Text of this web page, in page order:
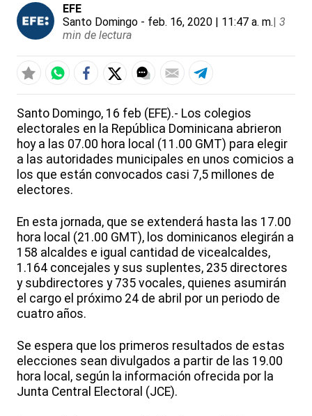
EFE
Santo Domingo - feb. 16, 2020 | 11:47 a. m.| 3
min de lectura
Santo Domingo, 16 feb (EFE).- Los colegios
electorales en la República Dominicana abrieron
hoy a las 07.00 hora local (11.00 GMT) para elegir
a las autoridades municipales en unos comicios a
los que están convocados casi 7,5 millones de
electores.
En esta jornada, que se extenderá hasta las 17.00
hora local (21.00 GMT), los dominicanos elegirán a
158 alcaldes e igual cantidad de vicealcaldes,
1.164 concejales y sus suplentes, 235 directores
y subdirectores y 735 vocales, quienes asumirán
el cargo el próximo 24 de abril por un periodo de
cuatro años.
Se espera que los primeros resultados de estas
elecciones sean divulgados a partir de las 19.00
hora local, según la información ofrecida por la
Junta Central Electoral (JCE).